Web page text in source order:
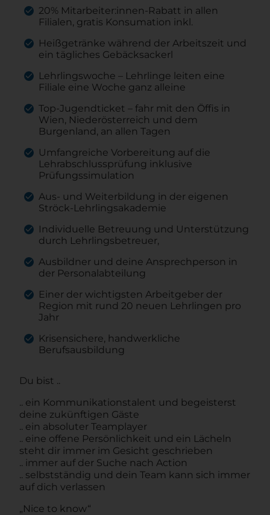
20% Mitarbeiter:innen-Rabatt in allen
Filialen, gratis Konsumation inkl.
Heißgetränke während der Arbeitszeit und
ein tägliches Gebäcksackerl
Lehrlingswoche – Lehrlinge leiten eine
Filiale eine Woche ganz alleine
Top-Jugendticket – fahr mit den Öffis in
Wien, Niederösterreich und dem
Burgenland, an allen Tagen
Umfangreiche Vorbereitung auf die
Lehrabschlussprüfung inklusive
Prüfungssimulation
Aus- und Weiterbildung in der eigenen
Ströck-Lehrlingsakademie
Individuelle Betreuung und Unterstützung
durch Lehrlingsbetreuer,
Ausbildner und deine Ansprechperson in
der Personalabteilung
Einer der wichtigsten Arbeitgeber der
Region mit rund 20 neuen Lehrlingen pro
Jahr
Krisensichere, handwerkliche
Berufsausbildung
Du bist ..
.. ein Kommunikationstalent und begeisterst
deine zukünftigen Gäste
.. ein absoluter Teamplayer
.. eine offene Persönlichkeit und ein Lächeln
steht dir immer im Gesicht geschrieben
.. immer auf der Suche nach Action
.. selbstständig und dein Team kann sich immer
auf dich verlassen
„Nice to know“